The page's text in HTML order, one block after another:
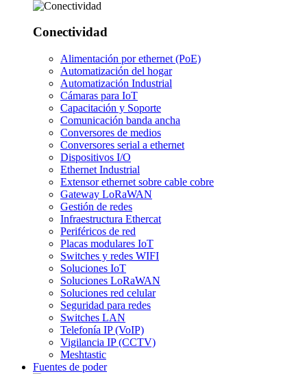
Conectividad
Alimentación por ethernet (PoE)
Automatización del hogar
Automatización Industrial
Cámaras para IoT
Capacitación y Soporte
Comunicación banda ancha
Conversores de medios
Conversores serial a ethernet
Dispositivos I/O
Ethernet Industrial
Extensor ethernet sobre cable cobre
Gateway LoRaWAN
Gestión de redes
Infraestructura Ethercat
Periféricos de red
Placas modulares IoT
Switches y redes WIFI
Soluciones IoT
Soluciones LoRaWAN
Soluciones red celular
Seguridad para redes
Switches LAN
Telefonía IP (VoIP)
Vigilancia IP (CCTV)
Meshtastic
Fuentes de poder